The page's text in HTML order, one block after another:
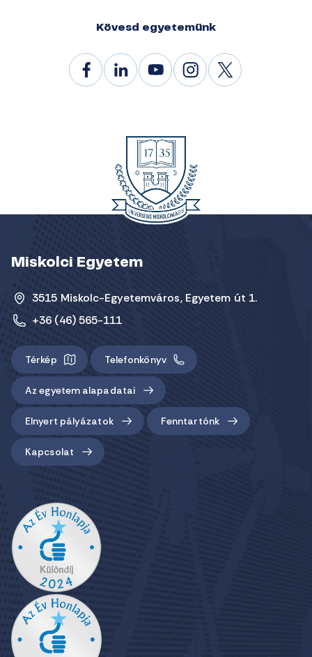
Kövesd egyetemünk
Miskolci Egyetem
3515 Miskolc-Egyetemváros, Egyetem út 1.
+36 (46) 565-111
Térkép Telefonkönyv
Az egyetem alapadatai
Elnyert pályázatok Fenntartónk
Kapcsolat